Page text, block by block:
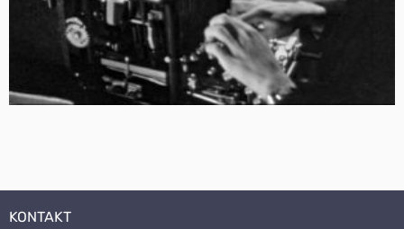
KONTAKT